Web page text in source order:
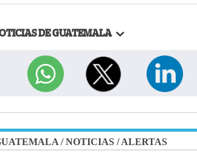
DE GUATEMALA
/NOTICIAS /ALERTAS